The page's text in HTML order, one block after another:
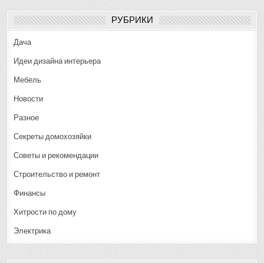
РУБРИКИ
Дача
Идеи дизайна интерьера
Мебель
Новости
Разное
Секреты домохозяйки
Советы и рекомендации
Строительство и ремонт
Финансы
Хитрости по дому
Электрика